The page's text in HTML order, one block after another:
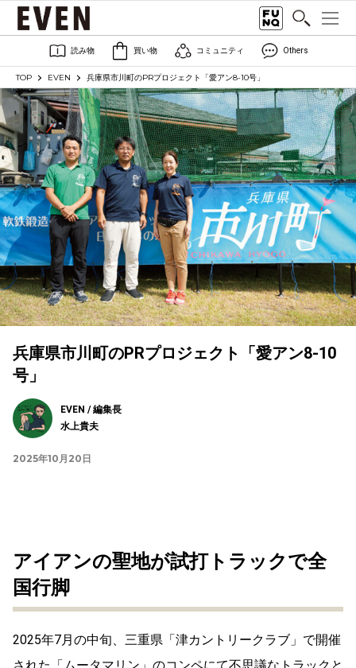
読み物 買い物 コミュニティ Others
TOP EVEN 兵庫県市川町のPRプロジェクト「愛アン8-10号」
兵庫県市川町のPRプロジェクト「愛アン8-10
号」
EVEN / 編集長
水上貴夫
2025年10月20日
アイアンの聖地が試打トラックで全
国行脚
2025年7月の中旬、三重県「津カントリークラブ」で開催
された「ムータマリン」のコンペにて不思議なトラックと